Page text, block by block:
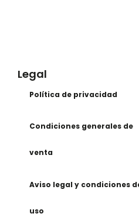
Legal
Política de privacidad
Condiciones generales de
venta
Aviso legal y condiciones
uso